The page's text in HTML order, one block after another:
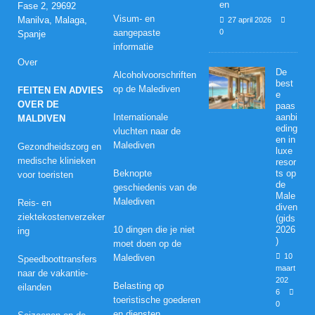
Fase 2, 29692
Manilva, Malaga,
Spanje
Over
FEITEN EN ADVIES
OVER DE
MALDIVEN
Gezondheidszorg en
medische klinieken
voor toeristen
Reis- en
ziektekostenverzeker
ing
Speedboottransfers
naar de vakantie-
eilanden
Visum- en
aangepaste
informatie
Alcoholvoorschriften
op de Malediven
Internationale
vluchten naar de
Malediven
Beknopte
geschiedenis van de
Malediven
10 dingen die je niet
moet doen op de
Malediven
Belasting op
toeristische goederen
en
27 april 2026
0
De
best
e
paas
aanbi
eding
en in
luxe
resor
ts op
de
Male
diven
(gids
2026
)
10
maart
202
6
0